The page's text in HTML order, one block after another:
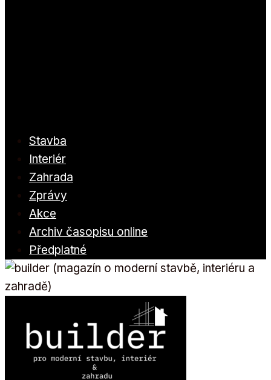
Stavba
Interiér
Zahrada
Zprávy
Akce
Archiv časopisu online
Předplatné